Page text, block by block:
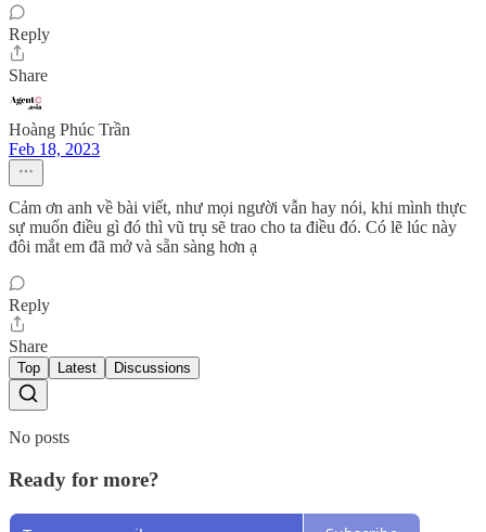
Reply
Share
Hoàng Phúc Trần
Feb 18, 2023
Cảm ơn anh về bài viết, như mọi người vẫn hay nói, khi mình thực
sự muốn điều gì đó thì vũ trụ sẽ trao cho ta điều đó. Có lẽ lúc này
đôi mắt em đã mở và sẵn sàng hơn ạ
Reply
Share
Top Latest Discussions
No posts
Ready for more?